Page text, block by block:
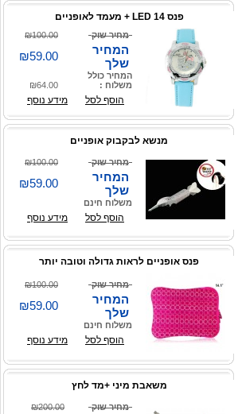
פנס 14 LED + מעמד לאופניים
₪100.00 מחיר שוק
₪59.00
המחיר
שלך
₪64.00
המחיר כולל
משלוח :
מידע נוסף הוסף לסל
מנשא לבקבוק אופניים
₪100.00 מחיר שוק
₪59.00
המחיר
שלך
משלוח חינם
מידע נוסף הוסף לסל
פנס אופניים לראות גדולה וטובה יותר
₪100.00 מחיר שוק
₪59.00
המחיר
שלך
משלוח חינם
מידע נוסף הוסף לסל
משאבת מיני +מד לחץ
₪200.00 מחיר שוק